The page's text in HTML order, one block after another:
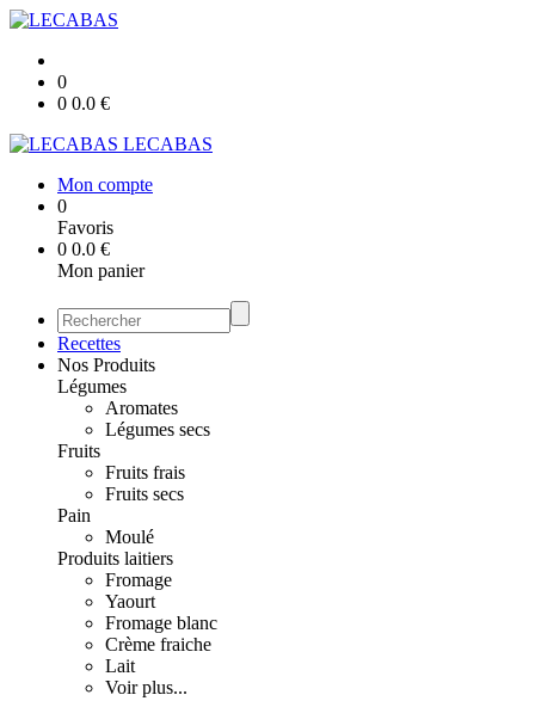
0
0 0.0 €
LECABAS
Mon compte
0
Favoris
0 0.0 €
Mon panier
Recettes
Nos Produits
Légumes
Aromates
Légumes secs
Fruits
Fruits frais
Fruits secs
Pain
Moulé
Produits laitiers
Fromage
Yaourt
Fromage blanc
Crème fraiche
Lait
Voir plus...